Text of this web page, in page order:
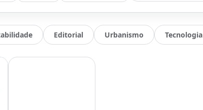
Editorial Urbanismo Tecnologia